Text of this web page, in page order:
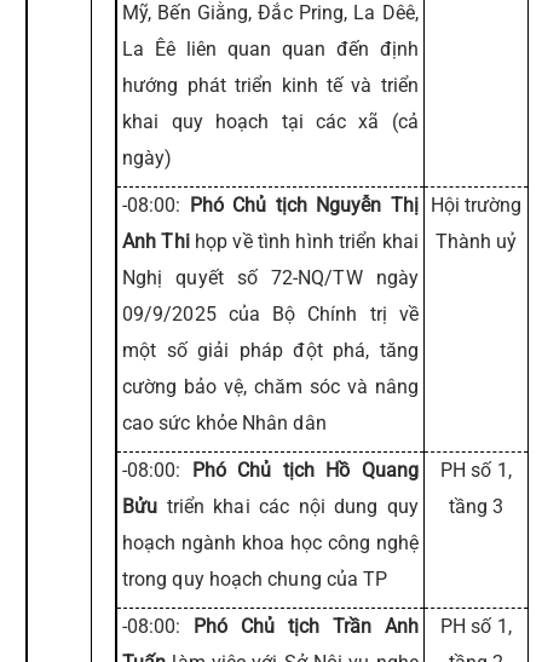
Mỹ, Bến Giằng, Đắc Pring, La Dêê,
La Êê liên quan quan đến định
hướng phát triển kinh tế và triển
khai quy hoạch tại các xã (cả
ngày)
-08:00: Phó Chủ tịch Nguyễn Thị
Anh Thihọp về tình hình triển khai
Nghị quyết số 72-NQ/TW ngày
09/9/2025 của Bộ Chính trị về
một số giải pháp đột phá, tăng
cường bảo vệ, chăm sóc và nâng
cao sức khỏe Nhân dân
Hội trường
Thành uỷ
-08:00: Phó Chủ tịch Hồ Quang
Bửu triển khai các nội dung quy
hoạch ngành khoa học công nghệ
trong quy hoạch chung của TP
PH số 1,
tầng 3
-08:00: Phó Chủ tịch Trần Anh
PH số 1,